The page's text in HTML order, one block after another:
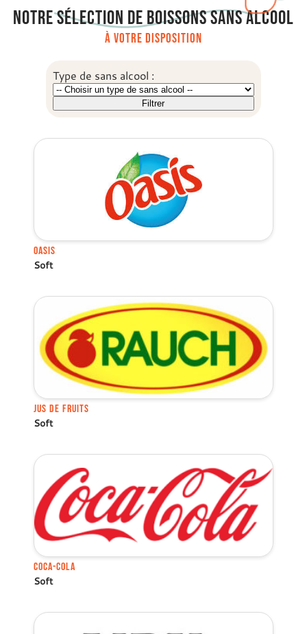
notre sélection de boissons sans alcool
à votre disposition
Type de sans alcool :
Oasis
Soft
Jus de fruits
Soft
Coca-Cola
Soft